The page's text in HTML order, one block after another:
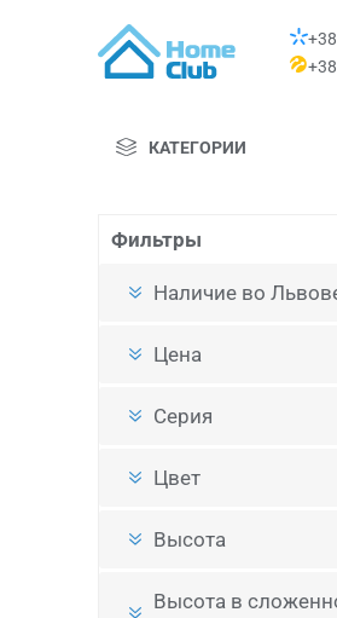
КАТЕГОРИИ
Фильтры
Наличие во
Цена
Серия
Цвет
Высота
Высота в